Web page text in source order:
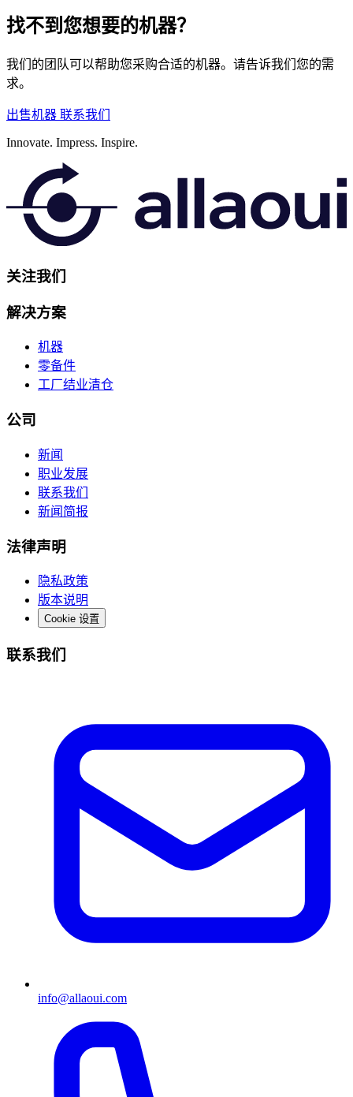
找不到您想要的机器？
我们的团队可以帮助您采购合适的机器。请告诉我们您的需
求。
出售机器 联系我们
Innovate. Impress. Inspire.
关注我们
解决方案
机器
零备件
工厂结业清仓
公司
新闻
职业发展
联系我们
新闻简报
法律声明
隐私政策
版本说明
Cookie 设置
联系我们
info@allaoui.com